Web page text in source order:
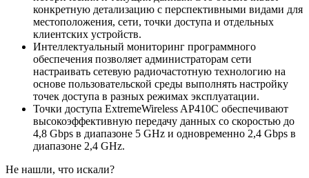
конкретную детализацию с перспективными видами для
местоположения, сети, точки доступа и отдельных
клиентских устройств.
Интеллектуальный мониторинг программного
обеспечения позволяет администраторам сети
настраивать сетевую радиочастотную технологию на
основе пользовательской среды выполнять настройку
точек доступа в разных режимах эксплуатации.
Точки доступа ExtremeWireless AP410C обеспечивают
высокоэффективную передачу данных со скоростью до
4,8 Gbps в диапазоне 5 GHz и одновременно 2,4 Gbps в
диапазоне 2,4 GHz.
Не нашли, что искали?